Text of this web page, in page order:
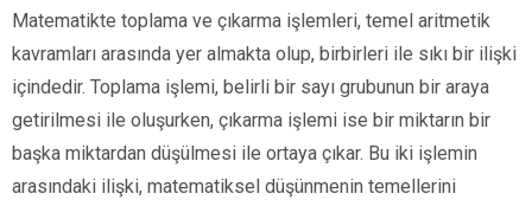
Matematikte toplama ve çıkarma işlemleri, temel aritmetik
kavramları arasında yer almakta olup, birbirleri ile sıkı bir ilişki
içindedir. Toplama işlemi, belirli bir sayı grubunun bir araya
getirilmesi ile oluşurken, çıkarma işlemi ise bir miktarın bir
başka miktardan düşülmesi ile ortaya çıkar. Bu iki işlemin
arasındaki ilişki, matematiksel düşünmenin temellerini